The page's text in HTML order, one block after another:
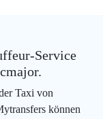
Service
Taxi von
können